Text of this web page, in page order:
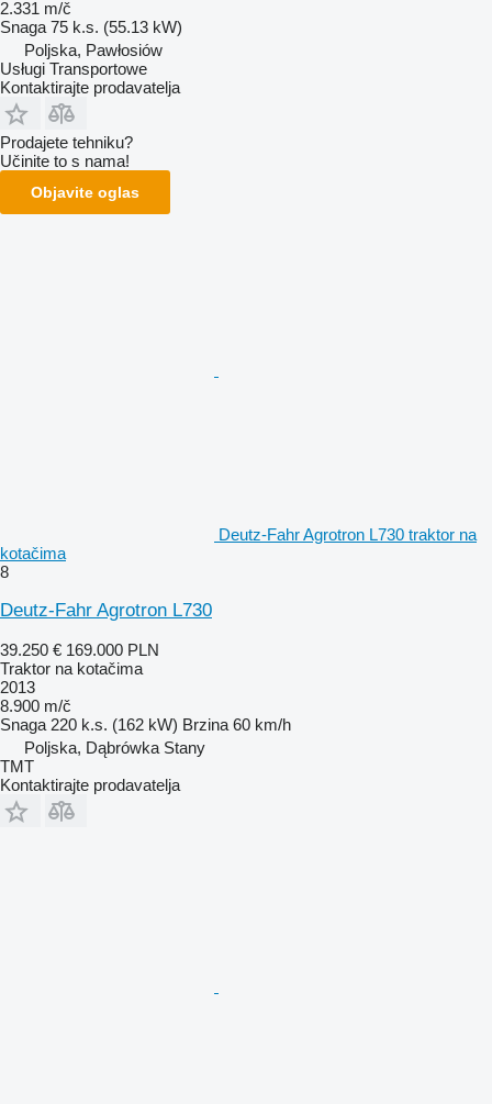
2.331 m/č
Snaga 75 k.s. (55.13 kW)
Poljska, Pawłosiów
Usługi Transportowe
Kontaktirajte prodavatelja
Prodajete tehniku?
Učinite to s nama!
Objavite oglas
Deutz-Fahr Agrotron L730 traktor na
kotačima
8
Deutz-Fahr Agrotron L730
39.250 € 169.000 PLN
Traktor na kotačima
2013
8.900 m/č
Snaga 220 k.s. (162 kW) Brzina 60 km/h
Poljska, Dąbrówka Stany
TMT
Kontaktirajte prodavatelja